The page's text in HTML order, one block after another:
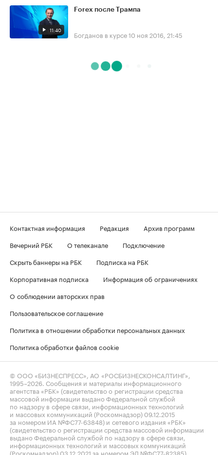
11:40
Forex после Трампа
Богданов в курсе10 ноя 2016, 21:45
Контактная информация Редакция
Архив программ
Вечерний РБК
О телеканале
Подключение
Скрыть баннеры на РБК
Подписка на РБК
Корпоративная подписка
Информация об ограничениях
О соблюдении авторских прав
Пользовательское соглашение
Политика в отношении обработки персональных данных
Политика обработки файлов cookie
© ООО «БИЗНЕСПРЕСС», АО «РОСБИЗНЕСКОНСАЛТИНГ»,
1995–2026 . Сообщения и материалы информационного
агентства «РБК» (свидетельство о регистрации средства
массовой информации выдано Федеральной службой
по надзору в сфере связи, информационных технологий
и массовых коммуникаций (Роскомнадзор) 09.12.2015
за номером ИА №ФС77-63848) и сетевого издания «РБК»
(свидетельство о регистрации средства массовой информации
выдано Федеральной службой по надзору в сфере связи,
информационных технологий и массовых коммуникаций
(Роскомнадзор) 03.12.2021 за номером ЭЛ №ФС77-82385)